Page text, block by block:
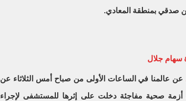
صدقي بمنطقة المعادي.
سهام جلال
عن عالمنا في الساعات الأولى من صباح أمس الثلاثاء عن
عاماً، بعد أزمة صحية مفاجئة دخلت على إثرها للمستشفى لإجراء